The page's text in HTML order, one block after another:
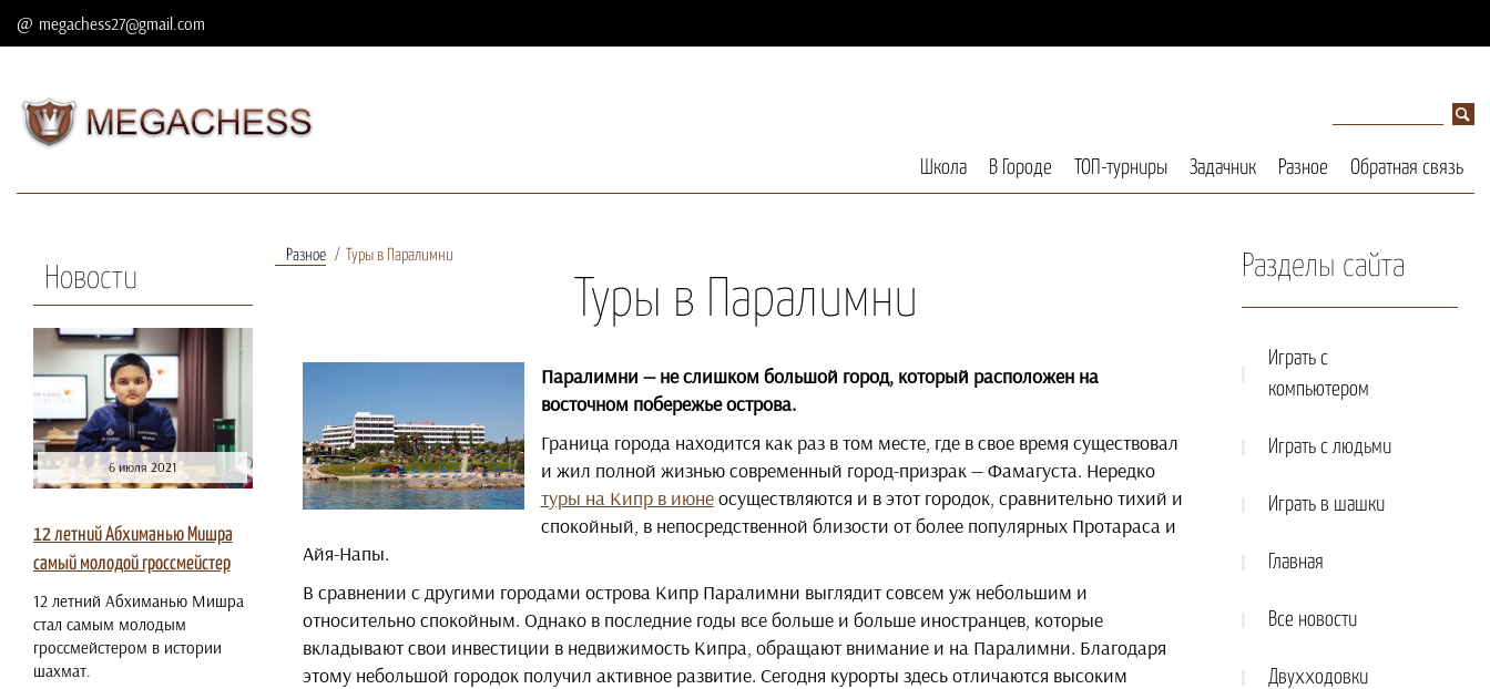
megachess27@gmail.com
Школа В Городе ТОП-турниры Задачник Разное Обратная связь
Новости
6 июля 2021
12 летний Абхиманью Мишра
самый молодой гроссмейстер
12 летний Абхиманью Мишра
стал самым молодым
гроссмейстером в истории
шахмат.
Разное Туры в Паралимни
Туры в Паралимни
Паралимни — не слишком большой город, который расположен на
восточном побережье острова.
Граница города находится как раз в том месте, где в свое время существовал
и жил полной жизнью современный город-призрак — Фамагуста. Нередко
туры на Кипр в июнеосуществляются и в этот городок, сравнительно тихий и
спокойный, в непосредственной близости от более популярных Протараса и
Айя-Напы.
В сравнении с другими городами острова Кипр Паралимни выглядит совсем уж небольшим и
относительно спокойным. Однако в последние годы все больше и больше иностранцев, которые
вкладывают свои инвестиции в недвижимость Кипра, обращают внимание и на Паралимни. Благодаря
этому небольшой городок получил активное развитие. Сегодня курорты здесь отличаются высоким
Разделы сайта
Играть с
компьютером
Играть с людьми
Играть в шашки
Главная
Все новости
Двухходовки